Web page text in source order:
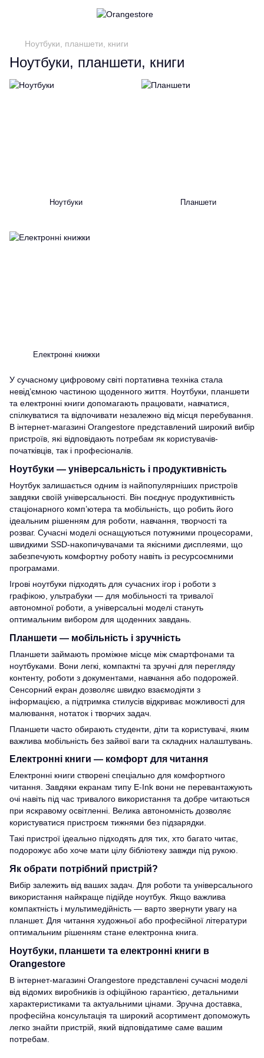
Ноутбуки, планшети, книги
Ноутбуки, планшети, книги
У сучасному цифровому світі портативна техніка стала
невід’ємною частиною щоденного життя. Ноутбуки, планшети
та електронні книги допомагають працювати, навчатися,
спілкуватися та відпочивати незалежно від місця перебування.
В інтернет-магазині Orangestore представлений широкий вибір
пристроїв, які відповідають потребам як користувачів-
початківців, так і професіоналів.
Ноутбуки — універсальність і продуктивність
Ноутбук залишається одним із найпопулярніших пристроїв
завдяки своїй універсальності. Він поєднує продуктивність
стаціонарного комп’ютера та мобільність, що робить його
ідеальним рішенням для роботи, навчання, творчості та
розваг. Сучасні моделі оснащуються потужними процесорами,
швидкими SSD-накопичувачами та якісними дисплеями, що
забезпечують комфортну роботу навіть із ресурсоємними
програмами.
Ігрові ноутбуки підходять для сучасних ігор і роботи з
графікою, ультрабуки — для мобільності та тривалої
автономної роботи, а універсальні моделі стануть
оптимальним вибором для щоденних завдань.
Планшети — мобільність і зручність
Планшети займають проміжне місце між смартфонами та
ноутбуками. Вони легкі, компактні та зручні для перегляду
контенту, роботи з документами, навчання або подорожей.
Сенсорний екран дозволяє швидко взаємодіяти з
інформацією, а підтримка стилусів відкриває можливості для
малювання, нотаток і творчих задач.
Планшети часто обирають студенти, діти та користувачі, яким
важлива мобільність без зайвої ваги та складних налаштувань.
Електронні книги — комфорт для читання
Електронні книги створені спеціально для комфортного
читання. Завдяки екранам типу E-Ink вони не перевантажують
очі навіть під час тривалого використання та добре читаються
при яскравому освітленні. Велика автономність дозволяє
користуватися пристроєм тижнями без підзарядки.
Такі пристрої ідеально підходять для тих, хто багато читає,
подорожує або хоче мати цілу бібліотеку завжди під рукою.
Як обрати потрібний пристрій?
Вибір залежить від ваших задач. Для роботи та універсального
використання найкраще підійде ноутбук. Якщо важлива
компактність і мультимедійність — варто звернути увагу на
планшет. Для читання художньої або професійної літератури
оптимальним рішенням стане електронна книга.
Ноутбуки, планшети та електронні книги в
Orangestore
В інтернет-магазині Orangestore представлені сучасні моделі
від відомих виробників із офіційною гарантією, детальними
характеристиками та актуальними цінами. Зручна доставка,
професійна консультація та широкий асортимент допоможуть
легко знайти пристрій, який відповідатиме саме вашим
потребам.
Ноутбуки Планшети
Електронні книжки